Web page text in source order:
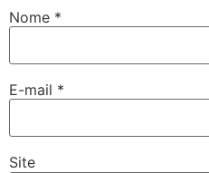
Nome *
E-mail *
Site